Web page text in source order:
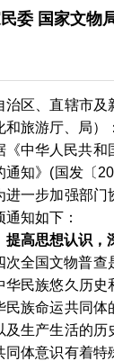
委 国家文物
治区、直辖市及
和旅游厅、局）：
《中华人民共和
通知》(国发〔
进一步加强部门
知如下：
提高思想认识，
次全国文物普查
华民族悠久历史
民族命运共同体
及生产生活的历
同体意识有着特